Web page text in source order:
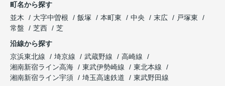
町名から探す
並木
大字中曽根 飯塚 本町東 中央 末広
戸塚東
常盤
芝西
芝
沿線から探す
京浜東北線
埼京線 武蔵野線
高崎線
湘南新宿ライン高海
東武伊勢崎線
東北本線
湘南新宿ライン宇須
埼玉高速鉄道
東武野田線